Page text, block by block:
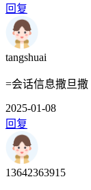
回复
tangshuai
=会话信息撒旦撒
2025-01-08
回复
13642363915